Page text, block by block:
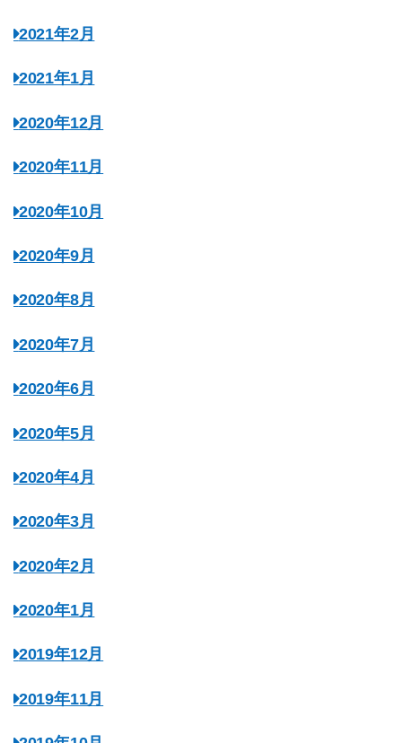
2021年2月
2021年1月
2020年12月
2020年11月
2020年10月
2020年9月
2020年8月
2020年7月
2020年6月
2020年5月
2020年4月
2020年3月
2020年2月
2020年1月
2019年12月
2019年11月